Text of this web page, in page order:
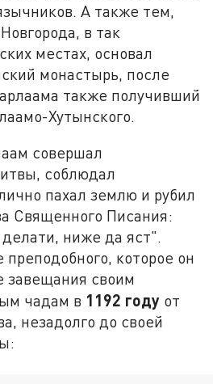
А также тем,
в так
местах, основал
монастырь, после
также получивший
Хутынского.
совершал
соблюдал
пахал землю и рубил
Священного Писания:
ниже да яст".
которое он
завещания своим
чадам в 1192 году от
незадолго до своей